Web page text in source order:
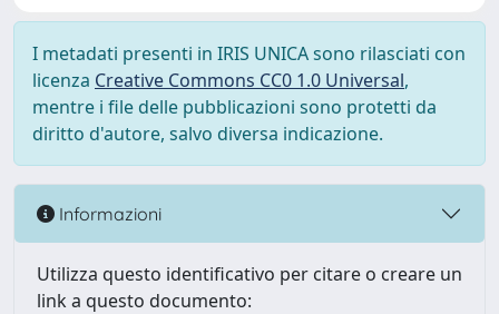
I metadati presenti in IRIS UNICA sono rilasciati con
licenza Creative Commons CC0 1.0 Universal,
mentre i file delle pubblicazioni sono protetti da
diritto d'autore, salvo diversa indicazione.
Informazioni
Utilizza questo identificativo per citare o creare un
link a questo documento: